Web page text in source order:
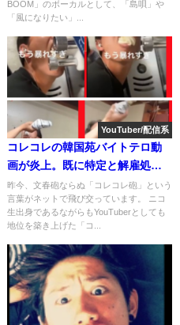
BOOM」のボーカルとして、「島唄」や
「風になりたい」...
YouTuber/配信系
コレコレの韓国苑バイトテロ動
画が炎上。既に特定と解雇処
分？現在の学生
昨今、文春砲ならぬ「コレコレ砲」という
言葉がネットで飛び交っています。 ニコ
生出身であるながらもYouTuberとしても
地位を築き上げた「コ...